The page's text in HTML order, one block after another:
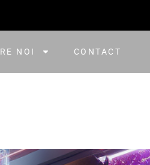
NOI CONTACT